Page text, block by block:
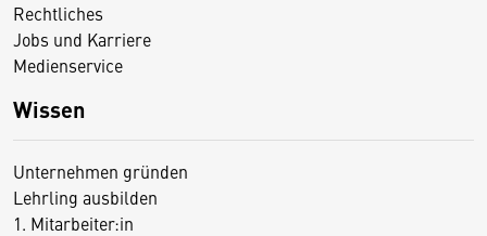
Rechtliches
Jobs und Karriere
Medienservice
Wissen
Unternehmen gründen
Lehrling ausbilden
1. Mitarbeiter:in